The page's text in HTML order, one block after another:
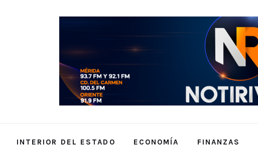
INTERIOR DEL ESTADO ECONOMÍA FINANZAS